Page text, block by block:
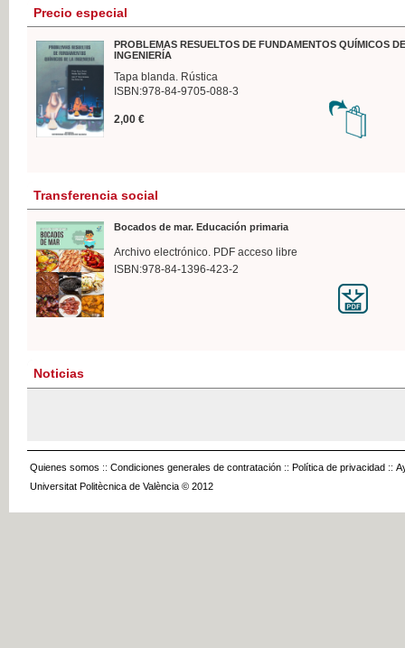
Precio especial
PROBLEMAS RESUELTOS DE FUNDAMENTOS QUÍMICOS
INGENIERÍA
Tapa blanda. Rústica
ISBN:978-84-9705-088-3
2,00 €
Transferencia social
Bocados de mar. Educación primaria
Archivo electrónico. PDF acceso libre
ISBN:978-84-1396-423-2
Noticias
Quienes somos :: Condiciones generales de contratación :: Política de privacidad ::
Universitat Politècnica de València © 2012